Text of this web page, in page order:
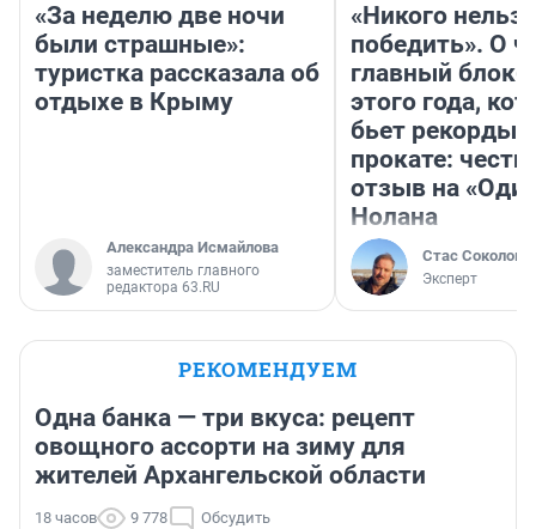
«За неделю две ночи
были страшные»:
туристка рассказала об
отдыхе в Крыму
Александра Исмайлова
заместитель главного
редактора 63.RU
«Никого нельзя
победить». О
главный
этого года,
бьет рекорды в
прокате:
отзыв на
Нолана
Стас Соколов
Эксперт
РЕКОМЕНДУЕМ
Одна банка — три вкуса: рецепт
овощного ассорти на зиму для
жителей Архангельской области
18 часов 9 778 Обсудить